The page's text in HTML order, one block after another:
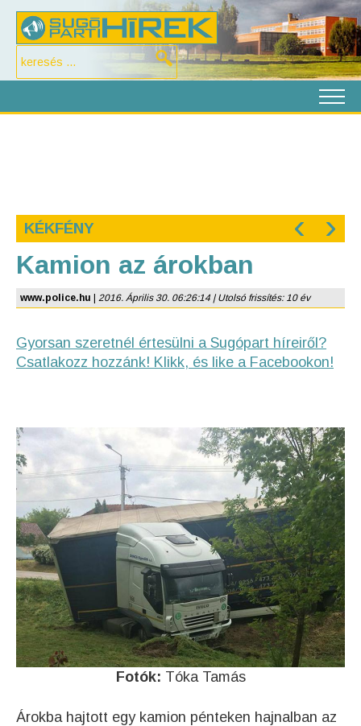
KÉKFÉNY ‹ ›
Kamion az árokban
www.police.hu 2016. Április 30. 06:26:14 | Utolsó frissítés: 10 év
Gyorsan szeretnél értesülni a Sugópart híreiről?
Csatlakozz hozzánk! Klikk, és like a Facebookon!
Fotók: Tóka Tamás
Árokba hajtott egy kamion pénteken hajnalban az